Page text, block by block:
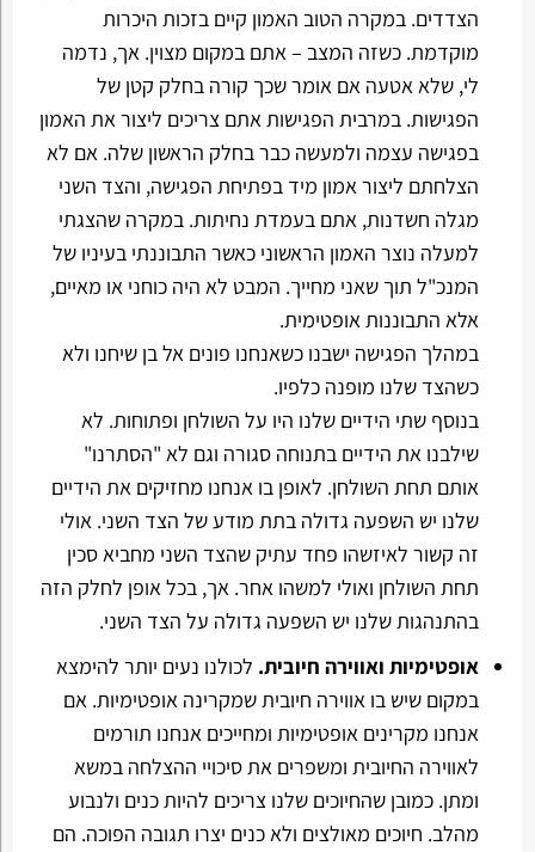
הצדדים. במקרה הטוב האמון קיים בזכות היכרות
מוקדמת. כשזה המצב – אתם במקום מצוין. אך, נדמה
לי, שלא אטעה אם אומר שכך קורה בחלק קטן של
הפגישות. במרבית הפגישות אתם צריכים ליצור את האמון
בפגישה עצמה ולמעשה כבר בחלק הראשון שלה. אם לא
הצלחתם ליצור אמון מיד בפתיחת הפגישה, והצד השני
מגלה חשדנות, אתם בעמדת נחיתות. במקרה שהצגתי
למעלה נוצר האמון הראשוני כאשר התבוננתי בעיניו של
המנכ"ל תוך שאני מחייך. המבט לא היה כוחני או מאיים,
אלא התבוננות אופטימית.
במהלך הפגישה ישבנו כשאנחנו פונים אל בן שיחנו ולא
כשהצד שלנו מופנה כלפיו.
בנוסף שתי הידיים שלנו היו על השולחן ופתוחות. לא
שילבנו את הידיים בתנוחה סגורה וגם לא "הסתרנו"
אותם תחת השולחן. לאופן בו אנחנו מחזיקים את הידיים
שלנו יש השפעה גדולה בתת מודע של הצד השני. אולי
זה קשור לאיזשהו פחד עתיק שהצד השני מחביא סכין
תחת השולחן ואולי למשהו אחר. אך, בכל אופן לחלק הזה
בהתנהגות שלנו יש השפעה גדולה על הצד השני.
אופטימיות ואווירה חיובית. לכולנו נעים יותר להימצא
במקום שיש בו אווירה חיובית שמקרינה אופטימיות. אם
אנחנו מקרינים אופטימיות ומחייכים אנחנו תורמים
לאווירה החיובית ומשפרים את סיכויי ההצלחה במשא
ומתן. כמובן שהחיוכים שלנו צריכים להיות כנים ולנבוע
מהלב. חיוכים מאולצים ולא כנים יצרו תגובה הפוכה. הם